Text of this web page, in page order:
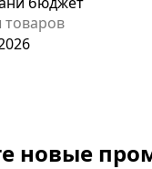
новые